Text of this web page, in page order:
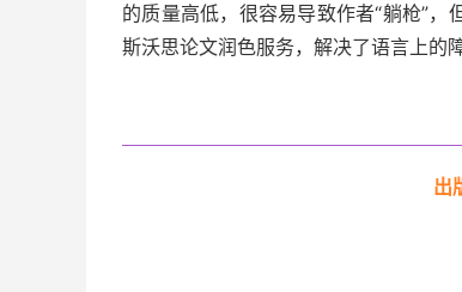
的质量高低，很容易导致作者“躺枪”
斯沃思论文润色服务，解决了语言上的
出